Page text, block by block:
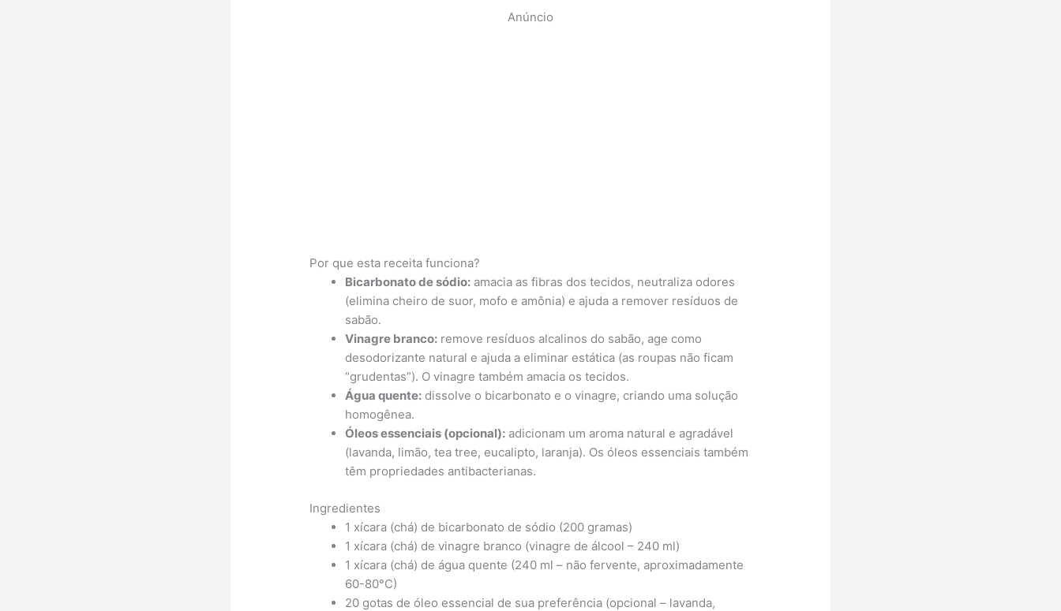
Anúncio
Por que esta receita funciona?
Bicarbonato de sódio: amacia as fibras dos tecidos, neutraliza odores
(elimina cheiro de suor, mofo e amônia) e ajuda a remover resíduos de
sabão.
Vinagre branco: remove resíduos alcalinos do sabão, age como
desodorizante natural e ajuda a eliminar estática (as roupas não ficam
“grudentas”). O vinagre também amacia os tecidos.
Água quente: dissolve o bicarbonato e o vinagre, criando uma solução
homogênea.
Óleos essenciais (opcional): adicionam um aroma natural e agradável
(lavanda, limão, tea tree, eucalipto, laranja). Os óleos essenciais também
têm propriedades antibacterianas.
Ingredientes
1 xícara (chá) de bicarbonato de sódio (200 gramas)
1 xícara (chá) de vinagre branco (vinagre de álcool – 240 ml)
1 xícara (chá) de água quente (240 ml – não fervente, aproximadamente
60-80°C)
20 gotas de óleo essencial de sua preferência (opcional – lavanda,